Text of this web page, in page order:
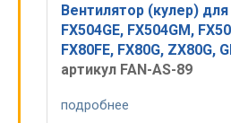
Вентилятор (кулер)
FX504GE, FX504GM,
FX80FE, FX80G, ZX80G,
артикул FAN-AS-89
подробнее